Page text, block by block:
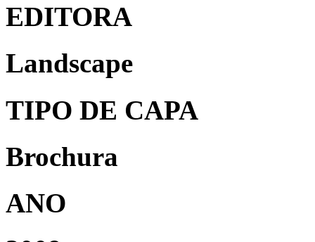
EDITORA
Landscape
TIPO DE CAPA
Brochura
ANO